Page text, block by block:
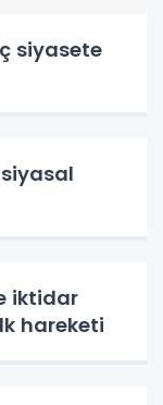
siyasete
iktidar
hareketi